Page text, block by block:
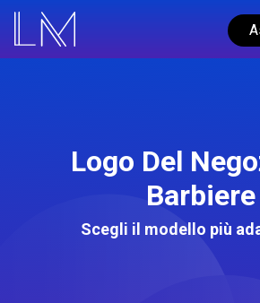
Logo Del
Barbiere
Scegli il modello più